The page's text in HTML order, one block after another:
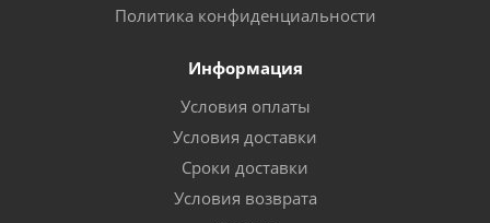
Политика конфиденциальности
Информация
Условия оплаты
Условия доставки
Сроки доставки
Условия возврата